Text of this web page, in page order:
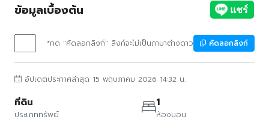
ข้อมูลเบื้องต้น
*กด "คัดลอกลิงก์" ลิงก์จะไม่เป็นภาษาต่างดาว คัดลอกลิงก์
อัปเดตประกาศล่าสุด 15 พฤษภาคม 2026 14:32 น.
ที่ดิน
ประเภททรัพย์
1
ห้องนอน